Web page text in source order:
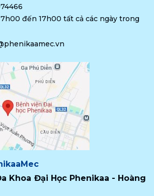
7h00 đến 17h00 tất cả các ngày trong
Khoa Đại Học Phenikaa - Hoàng